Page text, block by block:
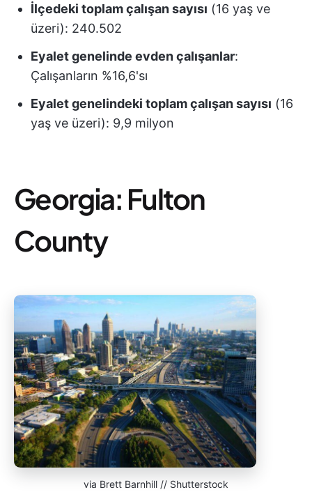
İlçedeki toplam çalışan sayısı (16 yaş ve
üzeri): 240.502
Eyalet genelinde evden çalışanlar:
Çalışanların %16,6'sı
Eyalet genelindeki toplam çalışan sayısı (16
yaş ve üzeri): 9,9 milyon
Georgia: Fulton
County
via Brett Barnhill // Shutterstock